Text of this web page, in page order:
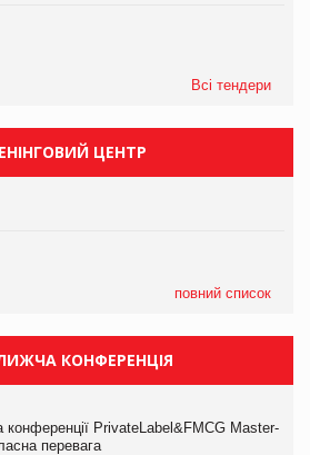
Всі тендери
ЦЕНТР
повний список
КОНФЕРЕНЦІЯ
конференції PrivateLabel&FMCG Master-
перевага